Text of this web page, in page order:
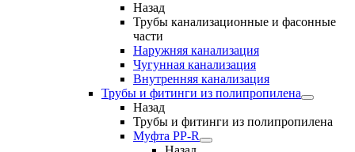
Назад
Трубы канализационные и фасонные
части
Наружняя канализация
Чугунная канализация
Внутренняя канализация
Трубы и фитинги из полипропилена
Назад
Трубы и фитинги из полипропилена
Муфта PP-R